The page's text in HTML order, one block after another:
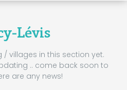
Lévis
villages in this section yet.
.. come back soon to
are any news!